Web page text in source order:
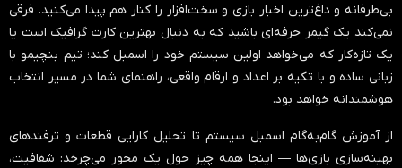
بی‌طرفانه و داغ‌ترین اخبار بازی و سخت‌افزار را کنار هم پیدا می‌کنید. فرقی
نمی‌کند یک گیمر حرفه‌ای باشید که به دنبال بهترین کارت گرافیک است یا
یک تازه‌کار که می‌خواهد اولین سیستم خود را اسمبل کند؛ تیم بنچیمو با
زبانی ساده و با تکیه بر اعداد و ارقام واقعی، راهنمای شما در مسیر انتخاب
هوشمندانه خواهد بود.
از آموزش گام‌به‌گام اسمبل سیستم تا تحلیل کارایی قطعات و ترفندهای
بهینه‌سازی بازی‌ها — اینجا همه چیز حول یک محور می‌چرخد: شفافیت،